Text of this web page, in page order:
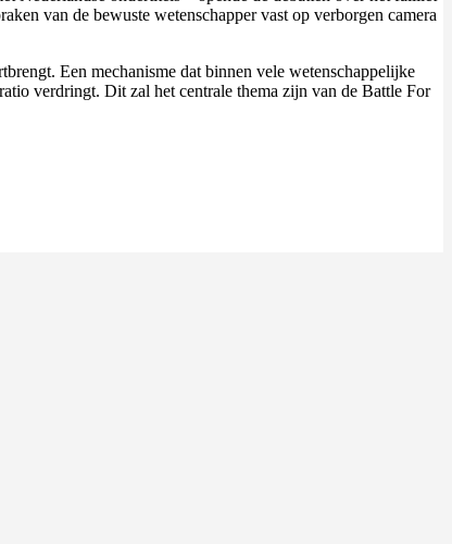
van de bewuste wetenschapper vast op verborgen camera
Een mechanisme dat binnen vele wetenschappelijke
verdringt. Dit zal het centrale thema zijn van de Battle For